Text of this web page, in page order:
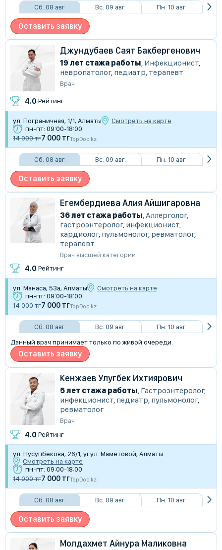
Сб. 08 авг. Вс. 09 авг. Пн. 10 авг.
Оставить заявку
Джундубаев Саят Бакбергенович
19 лет стажа работы, Инфекционист,
невропатолог, педиатр, терапевт
Врач
4.0 Рейтинг
ул. Пограничная, 1/1, Алматы
Смотреть на карте
пн-пт: 09:00-18:00
14 000 тг7 000 тгTopDoc.kz
Сб. 08 авг. Вс. 09 авг. Пн. 10 авг.
Оставить заявку
Егембердиева Алия Айшигаровна
36 лет стажа работы Аллерголог,
гастроэнтеролог, инфекционист
кардиолог, пульмонолог, ревматолог,
терапевт
Врач высшей категории
4.0 Рейтинг
ул. Манаса, 53а, Алматы
Смотреть на карте
пн-пт: 09:00-18:00
14 000 тг7 000 тгTopDoc.kz
Сб. 08 авг. Вс. 09 авг.
Пн. 10 авг.
Данный врач принимает только по живой очереди.
Оставить заявку
Кенжаев Улугбек Ихтиярович
5 лет стажа работы Гастроэнтеролог,
инфекционист педиатр пульмонолог,
ревматолог
Врач
4.0 Рейтинг
ул. Нусупбекова, 26/1, уг.ул. Маметовой, Алматы
Смотреть на карте
пн-пт: 09:00-18:00
14 000 тг7 000 тгTopDoc.kz
Сб. 08 авг. Вс. 09 авг. Пн. 10 авг.
Оставить заявку
Молдахмет Айнура Маликовна